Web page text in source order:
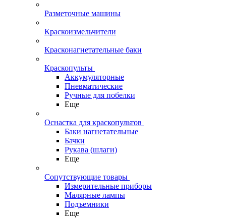
Разметочные машины
Краскоизмельчители
Красконагнетательные баки
Краскопульты
Аккумуляторные
Пневматические
Ручные для побелки
Еще
Оснастка для краскопультов
Баки нагнетательные
Бачки
Рукава (шлаги)
Еще
Сопутствующие товары
Измерительные приборы
Малярные лампы
Подъемники
Еще